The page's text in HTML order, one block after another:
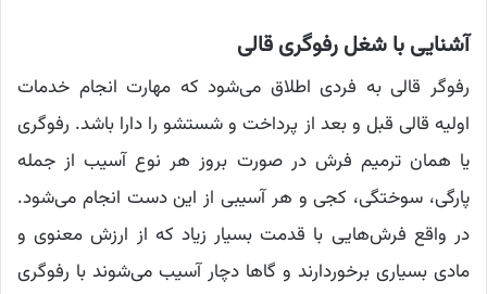
آشنایی با شغل رفوگری قالی
رفوگر قالی به فردی اطلاق می‌شود که مهارت انجام خدمات
اولیه قالی قبل و بعد از پرداخت و شستشو را دارا باشد. رفوگری
یا همان ترمیم فرش در صورت بروز هر نوع آسیب از جمله
پارگی، سوختگی، کجی و هر آسیبی از این دست انجام می‌شود.
در واقع فرش‌هایی با قدمت بسیار زیاد که از ارزش معنوی و
مادی بسیاری برخوردارند و گاها دچار آسیب می‌شوند با رفوگری